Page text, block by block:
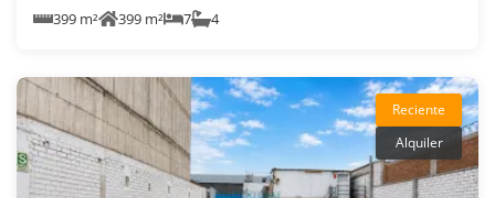
399 m² 399 m² 7 4
Reciente
Alquiler